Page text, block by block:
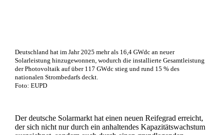
Deutschland hat im Jahr 2025 mehr als 16,4 GWdc an neuer
Solarleistung hinzugewonnen, wodurch die installierte Gesamtleistung
der Photovoltaik auf über 117 GWdc stieg und rund 15 % des
nationalen Strombedarfs deckt.
Foto: EUPD
Der deutsche Solarmarkt hat einen neuen Reifegrad erreicht,
der sich nicht nur durch ein anhaltendes Kapazitätswachstum